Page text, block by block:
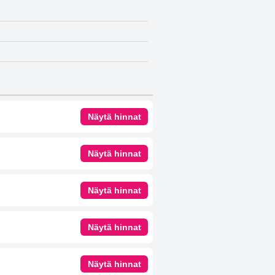
Näytä hinnat
Näytä hinnat
Näytä hinnat
Näytä hinnat
Näytä hinnat